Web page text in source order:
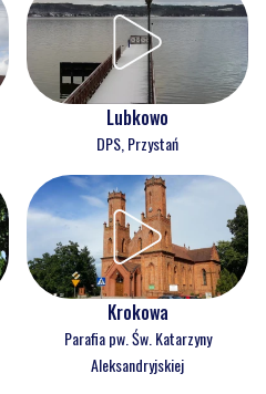
Lubkowo
DPS, Przystań
Krokowa
Parafia pw. Św. Katarzyny
Aleksandryjskiej